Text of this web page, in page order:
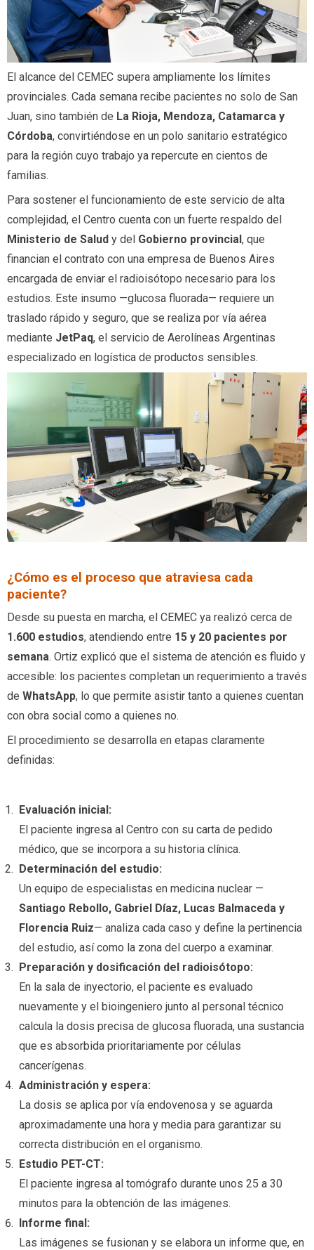
El alcance del CEMEC supera ampliamente los límites
provinciales. Cada semana recibe pacientes no solo de San
Juan, sino también de La Rioja, Mendoza, Catamarca y
Córdoba, convirtiéndose en un polo sanitario estratégico
para la región cuyo trabajo ya repercute en cientos de
familias.
Para sostener el funcionamiento de este servicio de alta
complejidad, el Centro cuenta con un fuerte respaldo del
Ministerio de Salud y del Gobierno provincial, que
financian el contrato con una empresa de Buenos Aires
encargada de enviar el radioisótopo necesario para los
estudios. Este insumo —glucosa fluorada— requiere un
traslado rápido y seguro, que se realiza por vía aérea
mediante JetPaq, el servicio de Aerolíneas Argentinas
especializado en logística de productos sensibles.
¿Cómo es el proceso que atraviesa cada
paciente?
Desde su puesta en marcha, el CEMEC ya realizó cerca de
1.600 estudios, atendiendo entre 15 y 20 pacientes por
semana. Ortiz explicó que el sistema de atención es fluido y
accesible: los pacientes completan un requerimiento a través
de WhatsApp, lo que permite asistir tanto a quienes cuentan
con obra social como a quienes no.
El procedimiento se desarrolla en etapas claramente
definidas:
Evaluación inicial:
El paciente ingresa al Centro con su carta de pedido
médico, que se incorpora a su historia clínica.
Determinación del estudio:
Un equipo de especialistas en medicina nuclear —
Santiago Rebollo, Gabriel Díaz, Lucas Balmaceda y
Florencia Ruiz— analiza cada caso y define la pertinencia
del estudio, así como la zona del cuerpo a examinar.
Preparación y dosificación del radioisótopo:
En la sala de inyectorio, el paciente es evaluado
nuevamente y el bioingeniero junto al personal técnico
calcula la dosis precisa de glucosa fluorada, una sustancia
que es absorbida prioritariamente por células
cancerígenas.
Administración y espera:
La dosis se aplica por vía endovenosa y se aguarda
aproximadamente una hora y media para garantizar su
correcta distribución en el organismo.
Estudio PET-CT:
El paciente ingresa al tomógrafo durante unos 25 a 30
minutos para la obtención de las imágenes.
Informe final:
Las imágenes se fusionan y se elabora un informe que, en